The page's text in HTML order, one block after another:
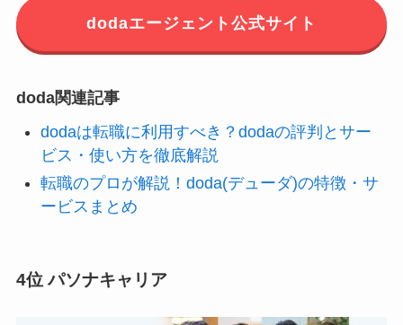
dodaエージェント公式サイト
doda関連記事
dodaは転職に利用すべき？dodaの評判とサー
ビス・使い方を徹底解説
転職のプロが解説！doda(デューダ)の特徴・サ
ービスまとめ
4位 パソナキャリア